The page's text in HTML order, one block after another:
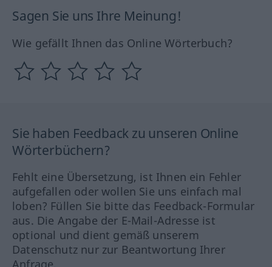
Sagen Sie uns Ihre Meinung!
Wie gefällt Ihnen das Online Wörterbuch?
Sie haben Feedback zu unseren Online
Wörterbüchern?
Fehlt eine Übersetzung, ist Ihnen ein Fehler
aufgefallen oder wollen Sie uns einfach mal
loben? Füllen Sie bitte das Feedback-Formular
aus. Die Angabe der E-Mail-Adresse ist
optional und dient gemäß unserem
Datenschutz nur zur Beantwortung Ihrer
Anfrage.